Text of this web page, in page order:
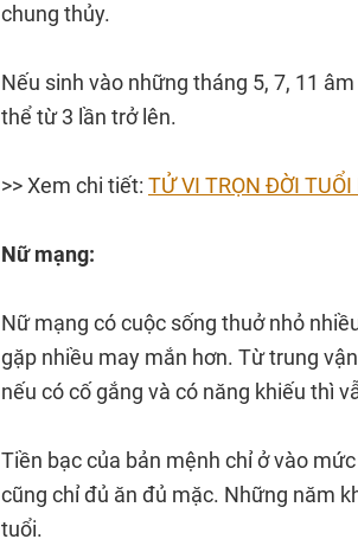
chung thủy.
Nếu sinh vào những tháng 5, 7, 11
thể từ 3 lần trở lên.
>> Xem chi tiết: TỬ VI TRỌN ĐỜI
Nữ mạng:
Nữ mạng có cuộc sống thuở nhỏ
gặp nhiều may mắn hơn. Từ trung
nếu có cố gắng và có năng khiếu thì
Tiền bạc của bản mệnh chỉ ở vào
cũng chỉ đủ ăn đủ mặc. Những năm
tuổi.